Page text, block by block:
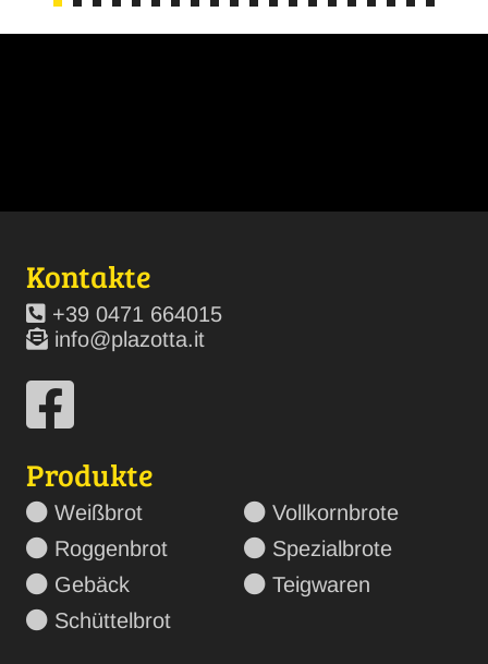
Kontakte
+39 0471 664015
info@plazotta.it
Produkte
Weißbrot
Roggenbrot
Vollkornbrote
Spezialbrote
Gebäck
Schüttelbrot
Teigwaren